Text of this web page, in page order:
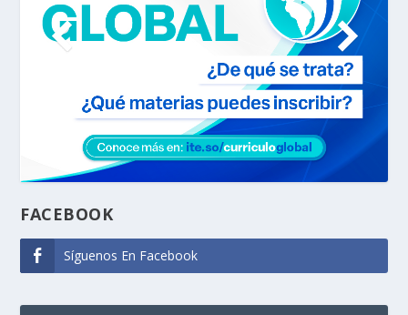
FACEBOOK
Síguenos En Facebook